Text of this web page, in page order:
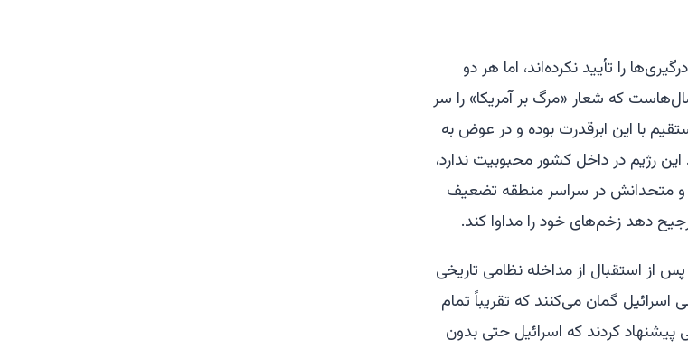
را تأیید نکرده‌اند، اما هر دو
که شعار «مرگ بر آمریکا» را سر
با این ابرقدرت بوده و در عوض به
رژیم در داخل کشور محبوبیت ندارد،
و متحدانش در سراسر منطقه تضعیف
دهد زخم‌های خود را مداوا کند.
از استقبال از مداخله نظامی تاریخی
اسرائیل گمان می‌کنند که تقریباً تمام
پیشنهاد کردند که اسرائیل حتی بدون